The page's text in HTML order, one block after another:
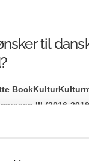
til
BockKultur
III (2016-
er en